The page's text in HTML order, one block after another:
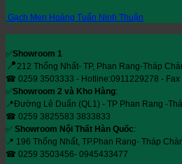
Gạch Men Hoàng Tuấn Ninh Thuận
✅Showroom 1
📍212 Thống Nhất- TP, Phan Rang-Tháp
☎ 0259 3503333 - Hotline:0911229278 - Fax
✅Showroom 2 và Kho Hàng:
📍Đường Lê Duẩn (QL1) - TP Phan Rang -
☎ 0259 3825583 3833833
✅ Showroom Nội Thất Hàn Quốc:
📍 196 Thống Nhất, TP.Phan Rang- Tháp
☎ 0259 3503456- 0945433477